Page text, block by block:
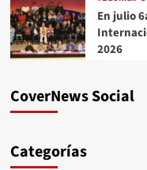
En julio
2026
CoverNews Social
Categorías